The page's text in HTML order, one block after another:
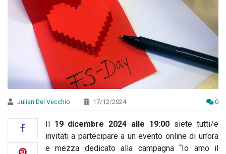
Julian Del Vecchio 17/12/2024 0
Il 19 dicembre 2024 alle 19:00 siete tutti/e
invitati a partecipare a un evento online di un’ora
e mezza dedicato alla campagna “Io amo il